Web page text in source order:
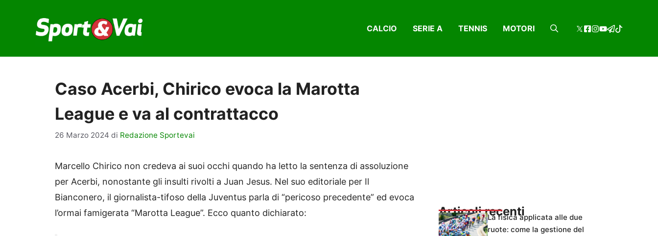
contenuto
CALCIO SERIE A TENNIS MOTORI
Caso Acerbi, Chirico evoca la Marotta
League e va al contrattacco
26 Marzo 2024 di Redazione Sportevai
Marcello Chirico non credeva ai suoi occhi quando ha letto la sentenza di assoluzione
per Acerbi, nonostante gli insulti rivolti a Juan Jesus. Nel suo editoriale per Il
Bianconero, il giornalista-tifoso della Juventus parla di “pericoso precedente” ed evoca
l’ormai famigerata “Marotta League”. Ecco quanto dichiarato:
Articoli recentiLa fisica applicata alle due
ruote: come la gestione del